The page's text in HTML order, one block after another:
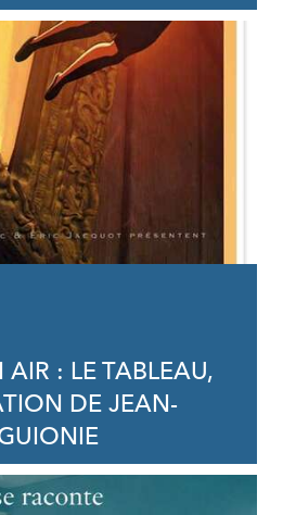
: LE TABLEAU,
DE JEAN-